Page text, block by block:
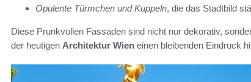
Opulente Türmchen und Kuppeln, die das Stadtbild
Diese Prunkvollen Fassaden sind nicht nur dekorativ,
der heutigen Architektur Wien einen bleibenden Eindruck